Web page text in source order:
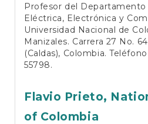
Profesor del
Eléctrica, Electrónica y
Universidad Nacional de
Manizales. Carrera 27 No.
(Caldas), Colombia.
55798.
Flavio Prieto,
of Colombia